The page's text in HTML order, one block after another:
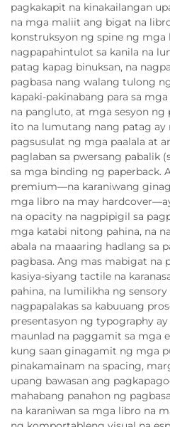
pagkakapit na kinakailangan
na mga maliit ang bigat na
konstruksyon ng spine ng
nagpapahintulot sa kanila na
patag kapag binuksan, na
pagbasa nang walang tulong
kapaki-pakinabang para sa
na pangluto, at mga sesyon ng
ito na lumutang nang patag ay
pagsusulat ng mga paalala at
paglaban sa pwersang pabalik
sa mga binding ng paperback.
premium—na karaniwang
mga libro na may
na opacity na nagpipigil sa
mga katabi nitong pahina, na
abala na maaaring hadlang sa
pagbasa. Ang mas mabigat na
kasiya-siyang tactile na
pahina, na lumilikha ng
nagpapalakas sa kabuuang
presentasyon ng typography
maunlad na paggamit sa mga
kung saan ginagamit ng mga
pinakamainam na spacing,
upang bawasan ang
mahabang panahon ng
na karaniwan sa mga libro na